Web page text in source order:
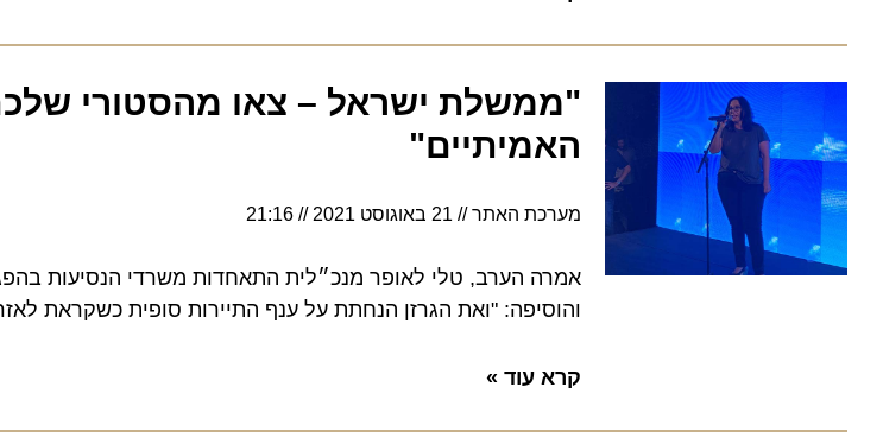
"ממשלת ישראל – צאו מהסטורי שלכם
האמיתיים"
מערכת האתר 21 באוגוסט 2021 21:16
אמרה הערב, טלי לאופר מנכ״לית התאחדות משרדי הנסיעות
והוסיפה: "ואת הגרזן הנחתת על ענף התיירות סופית כשקראת
קרא עוד »